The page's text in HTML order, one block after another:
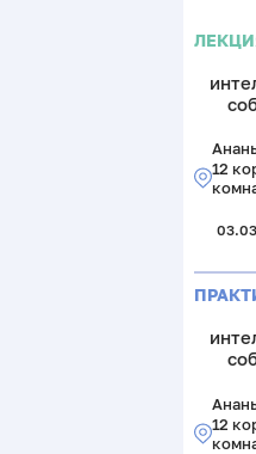
12
12